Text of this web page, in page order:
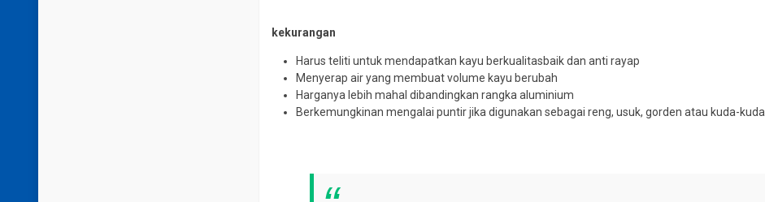
kekurangan
Harus teliti untuk mendapatkan kayu berkualitasbaik dan anti rayap
Menyerap air yang membuat volume kayu berubah
Harganya lebih mahal dibandingkan rangka aluminium
Berkemungkinan mengalai puntir jika digunakan sebagai reng, usuk, gorden atau kuda-kuda